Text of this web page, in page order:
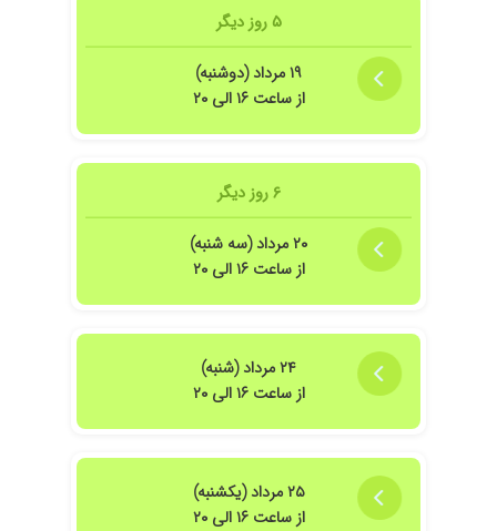
۵ روز دیگر
۱۹ مرداد (دوشنبه)
از ساعت ۱۶ الی ۲۰
۶ روز دیگر
۲۰ مرداد (سه شنبه)
از ساعت ۱۶ الی ۲۰
۲۴ مرداد (شنبه)
از ساعت ۱۶ الی ۲۰
۲۵ مرداد (یکشنبه)
از ساعت ۱۶ الی ۲۰